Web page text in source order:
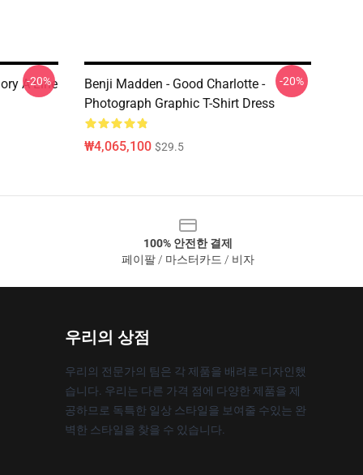
A-Line
-20%
Benji Madden - Good Charlotte -
Photograph Graphic T-Shirt Dress
₩4,065,100 $29.5
-20%
100% 안전한 결제
페이팔 / 마스터카드 / 비자
우리의 상점
우리의 전문가의 팀은 각 제품을 배려로 디자인했
습니다. 우리는 다른 가격 점에 다양한 제품을 제
공하므로 독특한 일상 스타일을 보여줄 수있는 완
벽한 스타일을 찾을 수 있습니다.